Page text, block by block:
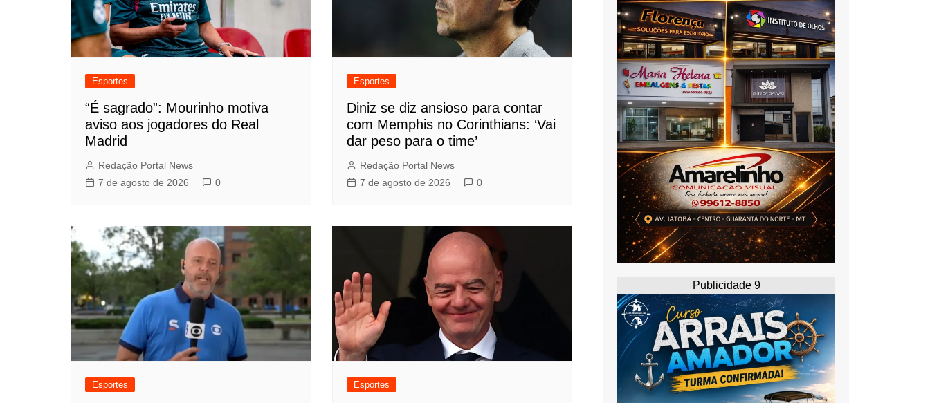
Esportes
“É sagrado”: Mourinho motiva
aviso aos jogadores do Real
Madrid
Redação Portal News
7 de agosto de 2026
0
Esportes
Diniz se diz ansioso para contar
com Memphis no Corinthians: ‘Vai
dar peso para o time’
Redação Portal News
7 de agosto de 2026
0
Esportes Esportes
Publicidade 9